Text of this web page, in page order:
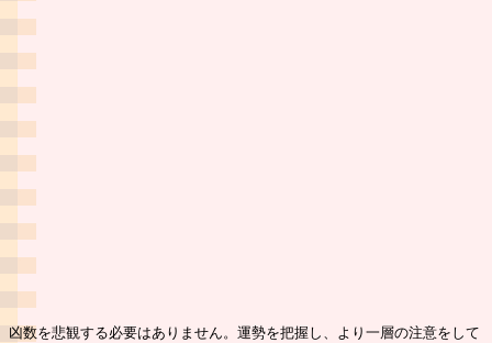
凶数を悲観する必要はありません。運勢を把握し、より一層の注意をして